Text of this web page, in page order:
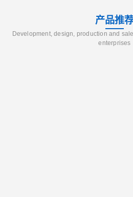
产品推
Development, design, production and
enterprises